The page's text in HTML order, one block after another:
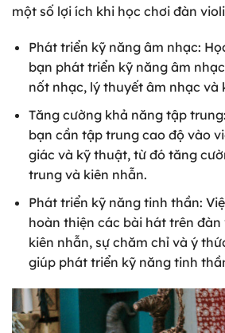
một số lợi ích khi học chơi đàn
Phát triển kỹ năng âm nhạc:
bạn phát triển kỹ năng âm
nốt nhạc, lý thuyết âm nhạc và
Tăng cường khả năng tập
bạn cần tập trung cao độ vào
giác và kỹ thuật, từ đó tăng
trung và kiên nhẫn.
Phát triển kỹ năng tinh thần:
hoàn thiện các bài hát trên đàn
kiên nhẫn, sự chăm chỉ và ý
giúp phát triển kỹ năng tinh